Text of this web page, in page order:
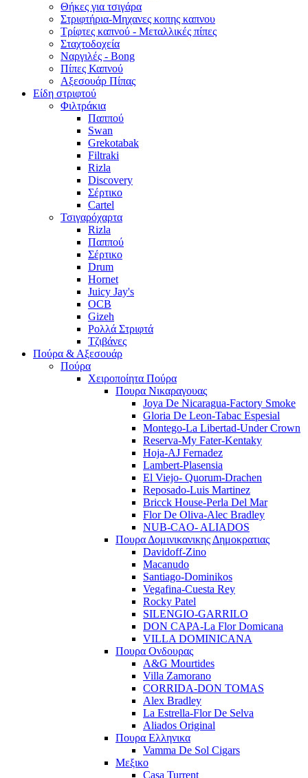
Θήκες για τσιγάρα
Στριφτήρια-Μηχανες κοπης καπνου
Τρίφτες καπνού - Μεταλλικές πίπες
Σταχτοδοχεία
Ναργιλές - Bong
Πίπες Καπνού
Αξεσουάρ Πίπας
Είδη στριφτού
Φιλτράκια
Παππού
Swan
Grekotabak
Filtraki
Rizla
Discovery
Σέρτικο
Cartel
Τσιγαρόχαρτα
Rizla
Παππού
Σέρτικο
Drum
Hornet
Juicy Jay's
OCB
Gizeh
Ρολλά Στριφτά
Τζιβάνες
Πούρα & Αξεσουάρ
Πούρα
Χειροποίητα Πούρα
Πουρα Νικαραγουας
Joya De Nicaragua-Factory Smoke
Gloria De Leon-Tabac Espesial
Montego-La Libertad-Under Crown
Reserva-My Fater-Kentaky
Hoja-AJ Fernadez
Lambert-Plasensia
El Viejo- Quorum-Drachen
Reposado-Luis Martinez
Bricck House-Perla Del Mar
Flor De Oliva-Alec Bradley
NUB-CAO- ALIADOS
Πουρα Δομινικανικης Δημοκρατιας
Davidoff-Zino
Macanudo
Santiago-Dominikos
Vegafina-Cuesta Rey
Rocky Patel
SILENGIO-GARRILO
DON CAPA-La Flor Domicana
VILLA DOMINICANA
Πουρα Ονδουρας
A&G Mourtides
Villa Zamorano
CORRIDA-DON TOMAS
Alex Bradley
La Estrella-Flor De Selva
Aliados Original
Πουρα Ελληνικα
Vamma De Sol Cigars
Μεξικο
Casa Turrent